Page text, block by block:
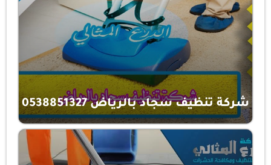
شركة تنظيف سجاد بالرياض 0538851327